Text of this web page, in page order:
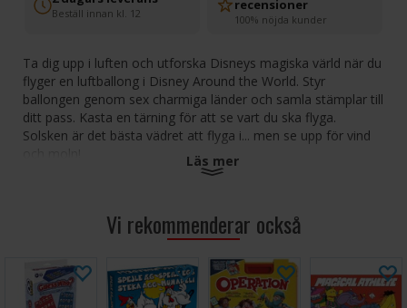
Beställ innan kl. 12
recensioner
100% nöjda kunder
Ta dig upp i luften och utforska Disneys magiska värld när du
flyger en luftballong i Disney Around the World. Styr
ballongen genom sex charmiga länder och samla stämplar till
ditt pass. Kasta en tärning för att se vart du ska flyga.
Solsken är det bästa vädret att flyga i... men se upp för vind
Ålder: 4+
Speltid: 15 minuter
Språk: Svenska Regler.
Läs mer
Vi rekommenderar också